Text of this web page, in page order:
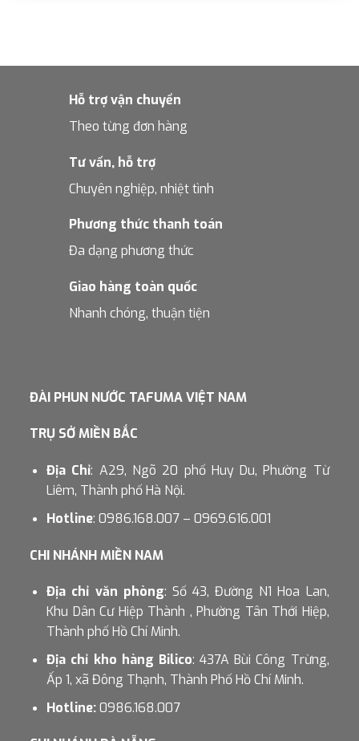
Hỗ trợ vận chuyển
Theo từng đơn hàng
Tư vấn, hỗ trợ
Chuyên nghiệp, nhiệt tình
Phương thức thanh toán
Đa dạng phương thức
Giao hàng toàn quốc
Nhanh chóng, thuận tiện
ĐÀI PHUN NƯỚC TAFUMA VIỆT NAM
TRỤ SỞ MIỀN BẮC
Địa Chỉ: A29, Ngõ 20 phố Huy Du, Phường Từ
Liêm, Thành phố Hà Nội.
Hotline: 0986.168.007 – 0969.616.001
CHI NHÁNH MIỀN NAM
Địa chỉ văn phòng: Số 43, Đường N1 Hoa Lan,
Khu Dân Cư Hiệp Thành , Phường Tân Thới Hiệp,
Thành phố Hồ Chí Minh.
Địa chỉ kho hàng Bilico: 437A Bùi Công Trừng,
Ấp 1, xã Đông Thạnh, Thành Phố Hồ Chí Minh.
Hotline:0986.168.007